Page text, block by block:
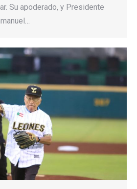
Su apoderado, y Presidente